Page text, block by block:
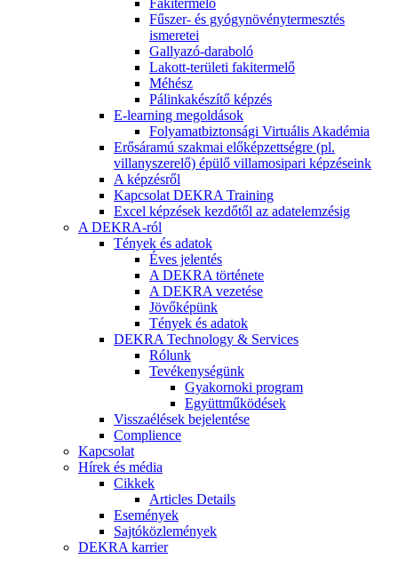
Fűszer- és gyógynövénytermesztés
ismeretei
Gallyazó-daraboló
Lakott-területi fakitermelő
Méhész
Pálinkakészítő képzés
E-learning megoldások
Folyamatbiztonsági Virtuális Akadémia
Erősáramú szakmai előképzettségre (pl.
villanyszerelő) épülő villamosipari képzéseink
A képzésről
Kapcsolat DEKRA Training
Excel képzések kezdőtől az adatelemzésig
A DEKRA-ról
Tények és adatok
Éves jelentés
A DEKRA története
A DEKRA vezetése
Jövőképünk
Tények és adatok
DEKRA Technology & Services
Rólunk
Tevékenységünk
Gyakornoki program
Együttműködések
Visszaélések bejelentése
Complience
Kapcsolat
Hírek és média
Cikkek
Articles Details
Események
Sajtóközlemények
DEKRA karrier